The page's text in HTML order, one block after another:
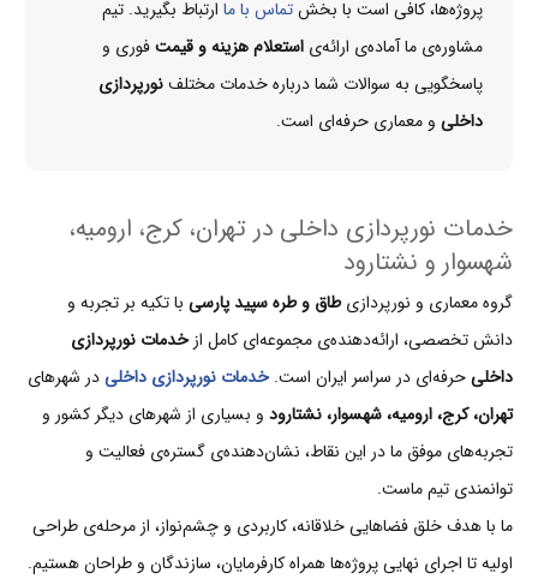
پروژه‌ها، کافی است با بخشتماس با ما ارتباط بگیرید. تیم
مشاوره‌ی ما آماده‌ی ارائه‌ی استعلام هزینه و قیمتفوری و
پاسخگویی به سوالات شما درباره خدمات مختلفنورپردازی
داخلی و معماری حرفه‌ای است.
خدمات نورپردازی داخلی در تهران، کرج، ارومیه،
شهسوار و نشتارود
گروه معماری و نورپردازیطاق و طره سپید پارسی با تکیه بر تجربه و
دانش تخصصی، ارائه‌دهنده‌ی مجموعه‌ای کامل ازخدمات نورپردازی
داخلیحرفه‌ای در سراسر ایران است.خدمات نورپردازی داخلیدر شهرهای
تهران، کرج، ارومیه، شهسوار، نشتارود و بسیاری از شهرهای دیگر کشور و
تجربه‌های موفق ما در این نقاط، نشان‌دهنده‌ی گستره‌ی فعالیت و
توانمندی تیم ماست.
ما با هدف خلق فضاهایی خلاقانه، کاربردی و چشم‌نواز، از مرحله‌ی طراحی
اولیه تا اجرای نهایی پروژه‌ها همراه کارفرمایان، سازندگان و طراحان هستیم.